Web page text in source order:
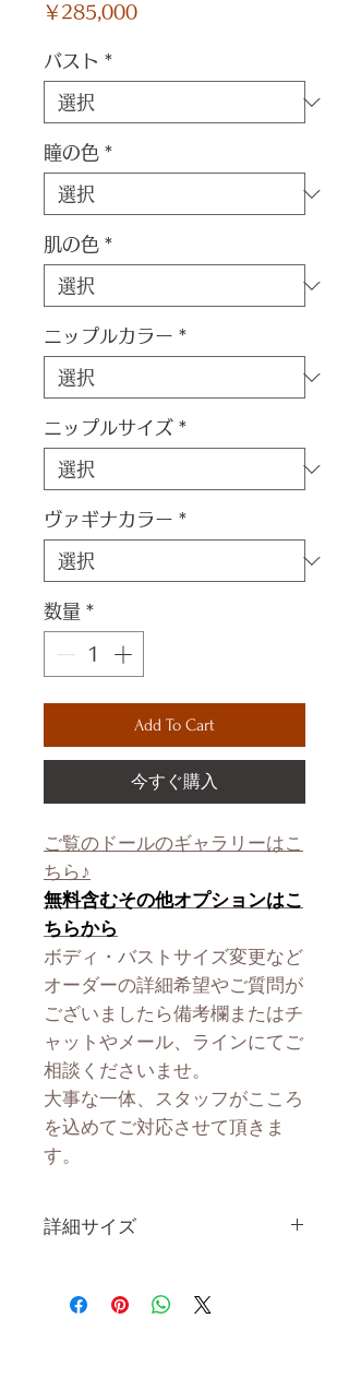
￥285,000価
バスト *
瞳の色 *
肌の色 *
ニップルカラー *
ニップルサイズ *
ヴァギナカラー *
数量 *
Add To Cart
今すぐ購入
ご覧のドールのギャラリーはこ
ちら♪
無料含むその他オプションはこ
ちらから
ボディ・バストサイズ変更など
オーダーの詳細希望やご質問が
ございましたら備考欄またはチ
ャットやメール、ラインにてご
相談くださいませ。
大事な一体、スタッフがこころ
を込めてご対応させて頂きま
す。
詳細サイズ